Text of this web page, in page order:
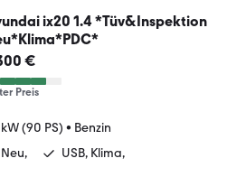
ix20 1.4 *Tüv&Inspektion
€
Preis
(90 PS) • Benzin
USB, Klima,